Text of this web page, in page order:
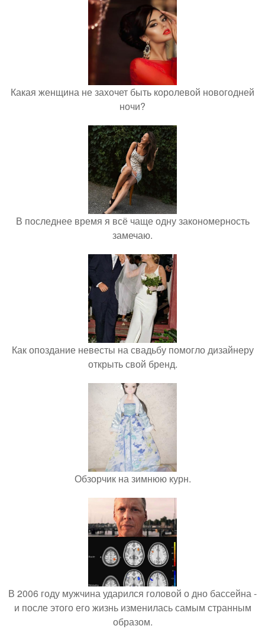
Какая женщина не захочет быть королевой новогодней
ночи?
В последнее время я всё чаще одну закономерность
замечаю.
Как опоздание невесты на свадьбу помогло дизайнеру
открыть свой бренд.
Обзорчик на зимнюю курн.
В 2006 году мужчина ударился головой о дно бассейна -
и после этого его жизнь изменилась самым странным
образом.